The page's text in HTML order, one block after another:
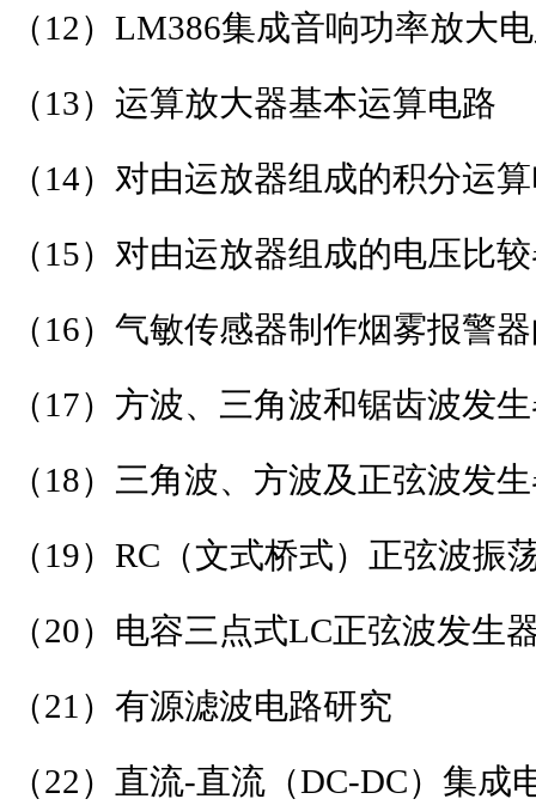
（12） LM386集成音响功率放大
（13）运算放大器基本运算电路
（14）对由运放器组成的积分运
（15）对由运放器组成的电压比
（16）气敏传感器制作烟雾报警
（17）方波、三角波和锯齿波发
（18）三角波、方波及正弦波发
（19） RC （文式桥式）正弦波振
（20）电容三点式LC正弦波发生
（21 ）有源滤波电路研究
（22）直流-直流（DC-DC）集成